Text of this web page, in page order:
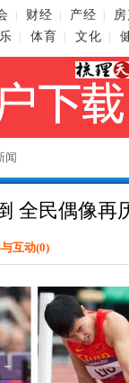
财经 产经
体育 文化
闻
全民偶像再
互动(0)